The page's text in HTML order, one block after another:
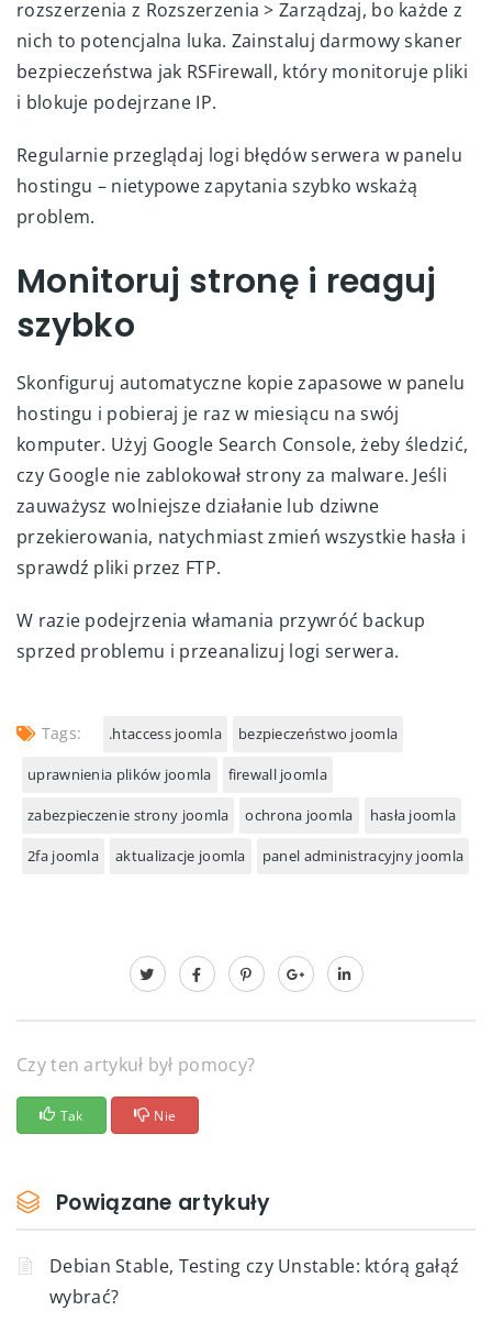
rozszerzenia z Rozszerzenia > Zarządzaj, bo każde z
nich to potencjalna luka. Zainstaluj darmowy skaner
bezpieczeństwa jak RSFirewall, który monitoruje pliki
i blokuje podejrzane IP.
Regularnie przeglądaj logi błędów serwera w panelu
hostingu – nietypowe zapytania szybko wskażą
problem.
Monitoruj stronę i reaguj
szybko
Skonfiguruj automatyczne kopie zapasowe w panelu
hostingu i pobieraj je raz w miesiącu na swój
komputer. Użyj Google Search Console, żeby śledzić,
czy Google nie zablokował strony za malware. Jeśli
zauważysz wolniejsze działanie lub dziwne
przekierowania, natychmiast zmień wszystkie hasła i
sprawdź pliki przez FTP.
W razie podejrzenia włamania przywróć backup
sprzed problemu i przeanalizuj logi serwera.
Tags: .htaccess joomla bezpieczeństwo joomla
uprawnienia plików joomla firewall joomla
zabezpieczenie strony joomla ochrona joomla hasła joomla
2fa joomla aktualizacje joomla panel administracyjny joomla
Czy ten artykuł był pomocy?
Tak Nie
Powiązane artykuły
Debian Stable, Testing czy Unstable: którą gałąź
wybrać?